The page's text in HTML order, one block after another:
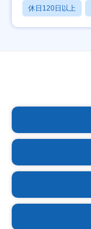
休日120日以上